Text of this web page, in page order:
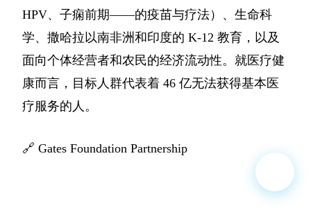
HPV、子痫前期——的疫苗与疗法）、生命科
学、撒哈拉以南非洲和印度的 K-12 教育，以及
面向个体经营者和农民的经济流动性。就医疗健
康而言，目标人群代表着 46 亿无法获得基本医
疗服务的人。
🔗 Gates Foundation Partnership